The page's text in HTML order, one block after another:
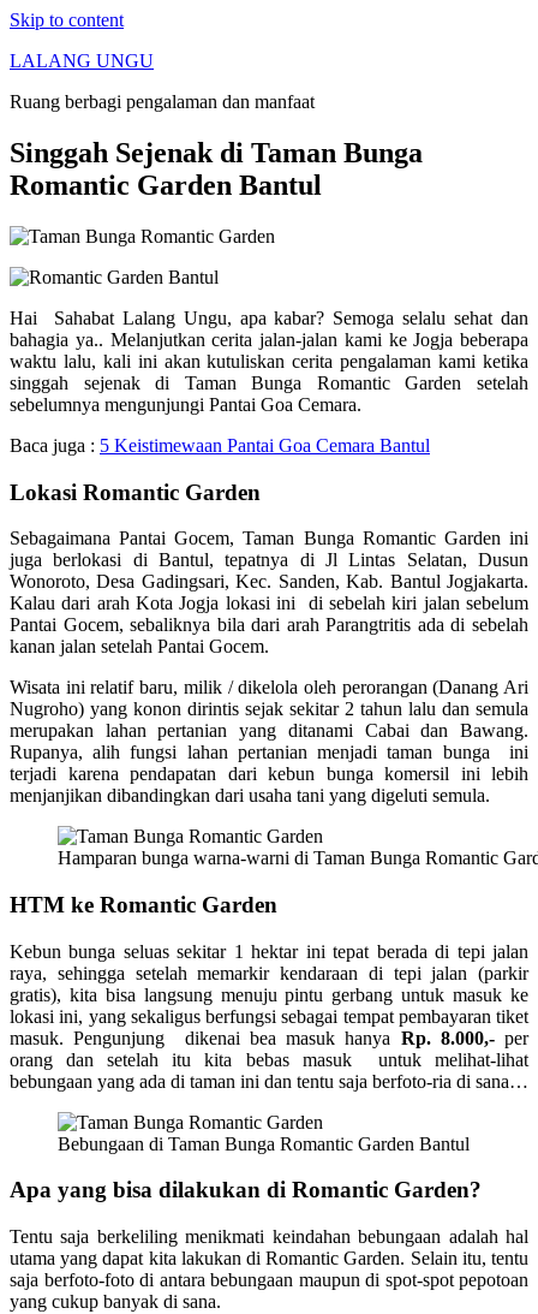
Skip to content
LALANG UNGU
Ruang berbagi pengalaman dan manfaat
Singgah Sejenak di Taman Bunga
Romantic Garden Bantul
Hai Sahabat Lalang Ungu, apa kabar? Semoga selalu sehat dan
bahagia ya.. Melanjutkan cerita jalan-jalan kami ke Jogja beberapa
waktu lalu, kali ini akan kutuliskan cerita pengalaman kami ketika
singgah sejenak di Taman Bunga Romantic Garden setelah
sebelumnya mengunjungi Pantai Goa Cemara.
Baca juga : 5 Keistimewaan Pantai Goa Cemara Bantul
Lokasi Romantic Garden
Sebagaimana Pantai Gocem, Taman Bunga Romantic Garden ini
juga berlokasi di Bantul, tepatnya di Jl Lintas Selatan, Dusun
Wonoroto, Desa Gadingsari, Kec. Sanden, Kab. Bantul Jogjakarta.
Kalau dari arah Kota Jogja lokasi ini di sebelah kiri jalan sebelum
Pantai Gocem, sebaliknya bila dari arah Parangtritis ada di sebelah
kanan jalan setelah Pantai Gocem.
Wisata ini relatif baru, milik / dikelola oleh perorangan (Danang Ari
Nugroho) yang konon dirintis sejak sekitar 2 tahun lalu dan semula
merupakan lahan pertanian yang ditanami Cabai dan Bawang.
Rupanya, alih fungsi lahan pertanian menjadi taman bunga ini
terjadi karena pendapatan dari kebun bunga komersil ini lebih
menjanjikan dibandingkan dari usaha tani yang digeluti semula.
Hamparan bunga warna-warni di Taman Bunga Romantic
HTM ke Romantic Garden
Kebun bunga seluas sekitar 1 hektar ini tepat berada di tepi jalan
raya, sehingga setelah memarkir kendaraan di tepi jalan (parkir
gratis), kita bisa langsung menuju pintu gerbang untuk masuk ke
lokasi ini, yang sekaligus berfungsi sebagai tempat pembayaran tiket
masuk. Pengunjung dikenai bea masuk hanya Rp. 8.000,-per
orang dan setelah itu kita bebas masuk untuk melihat-lihat
bebungaan yang ada di taman ini dan tentu saja berfoto-ria di sana…
Bebungaan di Taman Bunga Romantic Garden Bantul
Apa yang bisa dilakukan di Romantic Garden?
Tentu saja berkeliling menikmati keindahan bebungaan adalah hal
utama yang dapat kita lakukan di Romantic Garden. Selain itu, tentu
saja berfoto-foto di antara bebungaan maupun di spot-spot pepotoan
yang cukup banyak di sana.